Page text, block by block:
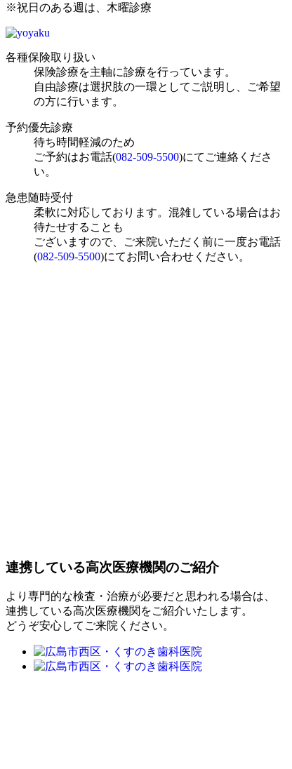
※祝日のある週は、木曜診療
各種保険取り扱い
保険診療を主軸に診療を行っています。
自由診療は選択肢の一環としてご説明し、ご希望
の方に行います。
予約優先診療
待ち時間軽減のため
ご予約はお電話(082-509-5500)にてご連絡くださ
い。
急患随時受付
柔軟に対応しております。混雑している場合はお
待たせすることも
ございますので、ご来院いただく前に一度お電話
(082-509-5500)にてお問い合わせください。
連携している高次医療機関のご紹介
より専門的な検査・治療が必要だと思われる場合は、
連携している高次医療機関をご紹介いたします。
どうぞ安心してご来院ください。